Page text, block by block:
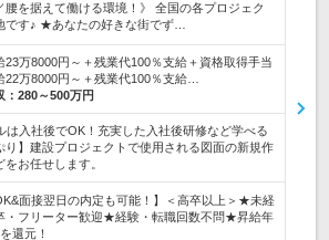
腰を据えて働ける環境！》 全国の各プロジェク
です♪ ★あなたの好きな街でず…
23万8000円～＋残業代100％支給＋資格取得手当
22万8000円～＋残業代100％支給…
280～500万円
は入社後でOK！充実した入社後研修など学べる
り】建設プロジェクトで使用される図面の新規作
をお任せします。
面接翌日の内定も可能！】＜高卒以上＞★未経
・フリーター歓迎★経験・転職回数不問★昇給年
還元！